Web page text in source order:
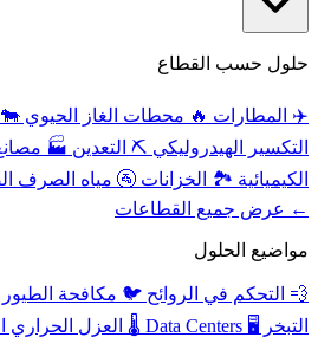
حلول حسب القطاع
✈️ المطارات 🔥 محطات الغاز الحيوي 🐄
التكسير الهيدروليكي ⛏️ التعدين 🏭
الكيميائية 🏞️ الخزانات 🚰 مياه الصرف
← عرض جميع القطاعات
مواضيع الحلول
💨 التحكم في الروائح 🐦 مكافحة الطيور
التبخر 🖥️
🌡️ العزل الحراري